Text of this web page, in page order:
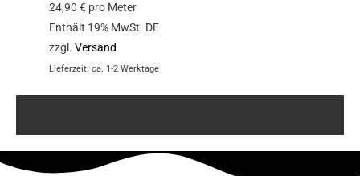
24,90€ pro Meter
Enthält 19% MwSt. DE
zzgl.Versand
Lieferzeit: ca. 1-2 Werktage